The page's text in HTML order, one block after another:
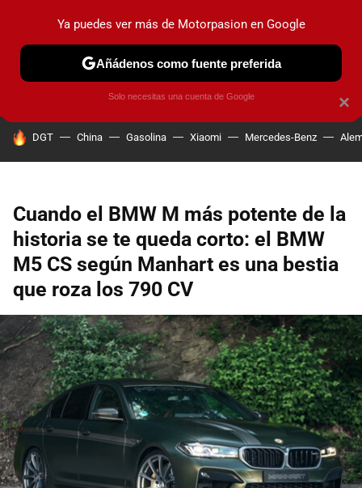
PRUEBAS COCHES ELÉCTRICOS OBSERVATORIO
HOY SE HABLA DE
DGT China Gasolina Xiaomi Mercedes-Benz
Cuando el BMW M más potente de la
historia se te queda corto: el BMW
M5 CS según Manhart es una bestia
que roza los 790 CV
×
Ya puedes ver más de Motorpasion en Google
Añádenos como fuente preferida
Solo necesitas una cuenta de Google